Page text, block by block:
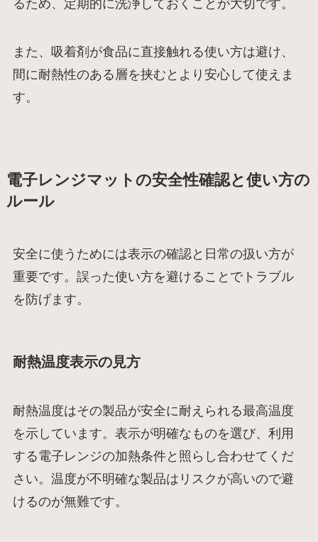
るため、定期的に洗浄しておくことが大切です。
また、吸着剤が食品に直接触れる使い方は避け、
間に耐熱性のある層を挟むとより安心して使えま
す。
電子レンジマットの安全性確認と使い方の
ルール
安全に使うためには表示の確認と日常の扱い方が
重要です。誤った使い方を避けることでトラブル
を防げます。
耐熱温度表示の見方
耐熱温度はその製品が安全に耐えられる最高温度
を示しています。表示が明確なものを選び、利用
する電子レンジの加熱条件と照らし合わせてくだ
さい。温度が不明確な製品はリスクが高いので避
けるのが無難です。